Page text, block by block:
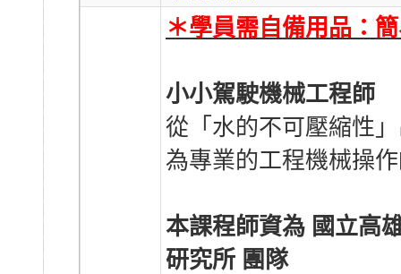
＊學員需⾃備⽤品：
小小駕駛機械工程師
從「水的不可壓縮性
為專業的工程機械操
本課程師資為 國立高
研究所 團隊